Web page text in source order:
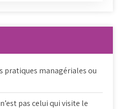
pratiques managériales ou
pas celui qui visite le